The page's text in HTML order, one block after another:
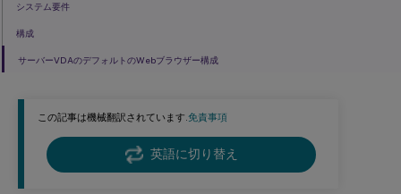
この記事は機械翻訳されています.免責事項
英語に切り替え
システム要件
構成
サーバーVDAのデフォルトのWebブラウザー構成